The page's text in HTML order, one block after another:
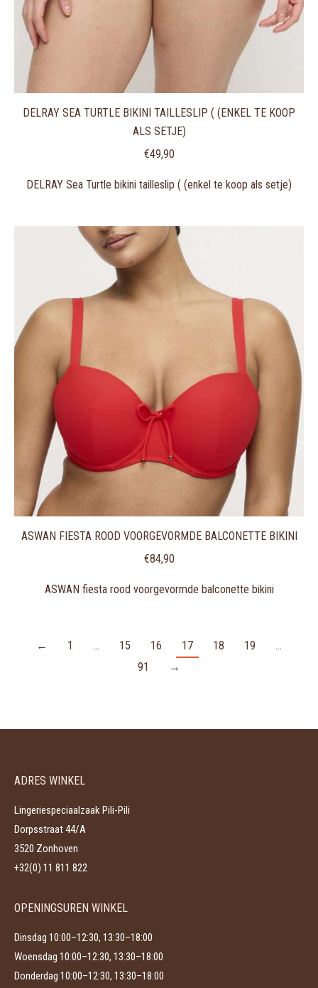
DELRAY SEA TURTLE BIKINI TAILLESLIP ( (ENKEL TE KOOP
ALS SETJE)
€49,90
DELRAY Sea Turtle bikini tailleslip ( (enkel te koop als setje)
ASWAN FIESTA ROOD VOORGEVORMDE BALCONETTE BIKINI
€84,90
ASWAN fiesta rood voorgevormde balconette bikini
← 1 … 15 16 17 18 19
…
91
→
ADRES WINKEL
Lingeriespeciaalzaak Pili-Pili
Dorpsstraat 44/A
3520 Zonhoven
+32(0) 11 811 822
OPENINGSUREN WINKEL
Dinsdag 10:00–12:30, 13:30–18:00
Woensdag 10:00–12:30, 13:30–18:00
Donderdag 10:00–12:30, 13:30–18:00